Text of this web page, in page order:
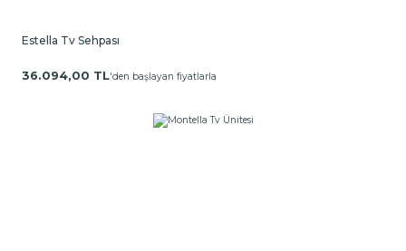
Estella Tv Sehpası
36.094,00 TL'den başlayan fiyatlarla